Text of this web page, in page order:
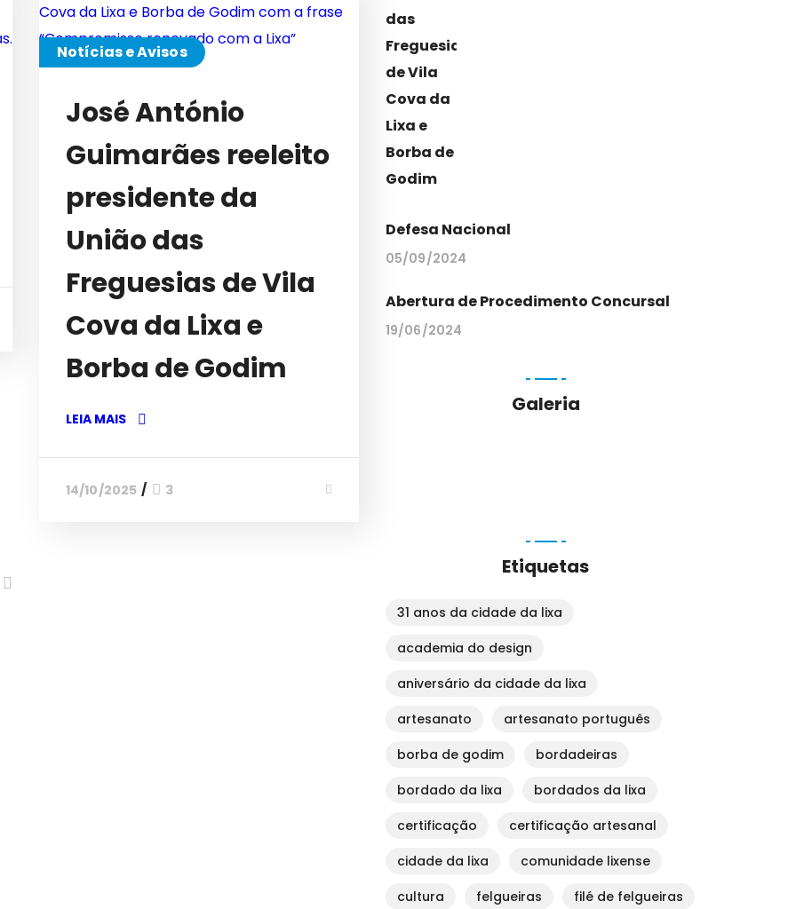
Notícias e Avisos
José António
Guimarães reeleito
presidente da
União das
Freguesias de Vila
Cova da Lixa e
Borba de Godim
LEIA MAIS
14/10/2025 3
Defesa Nacional
05/09/2024
Abertura de Procedimento Concursal
19/06/2024
Galeria
Etiquetas
31 anos da cidade da lixa
academia do design
aniversário da cidade da lixa
artesanato
artesanato português
borba de godim
bordadeiras
bordado da lixa
bordados da lixa
certificação
certificação artesanal
cidade da lixa
comunidade lixense
cultura
felgueiras
filé de felgueiras